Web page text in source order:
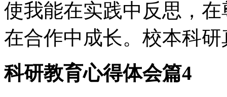
使我能在实践中反思，
在合作中成长。校本科
科研教育心得体会篇4